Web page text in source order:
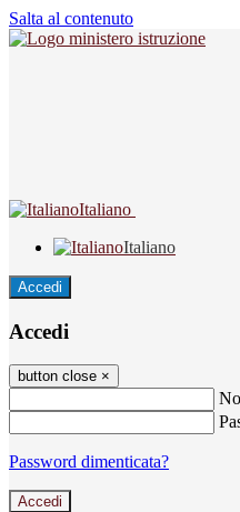
Salta al contenuto
Italiano
Italiano
Accedi
Accedi
button close ×
Password dimenticata?